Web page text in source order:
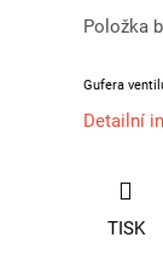
Položka
Gufera
Detailní
TISK